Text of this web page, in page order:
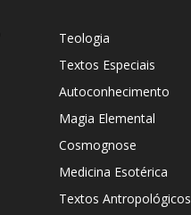
Teologia
Textos Especiais
Autoconhecimento
Magia Elemental
Cosmognose
Medicina Esotérica
Textos Antropológicos